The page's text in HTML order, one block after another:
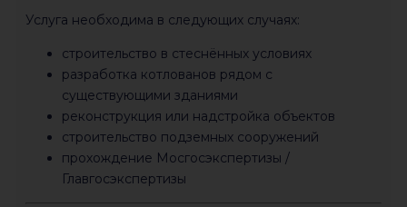
Услуга необходима в следующих случаях:
строительство в стеснённых условиях
разработка котлованов рядом с
существующими зданиями
реконструкция или надстройка объектов
строительство подземных сооружений
прохождение Мосгосэкспертизы /
Главгосэкспертизы